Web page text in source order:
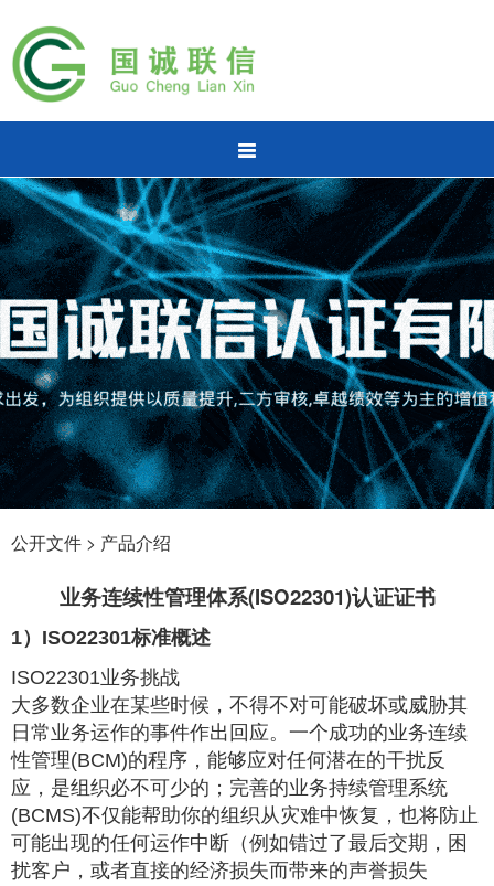
公开文件 > 产品介绍
业务连续性管理体系(ISO22301)认证证书
1） ISO22301标准概述
ISO22301业务挑战
大多数企业在某些时候，不得不对可能破坏或威胁其
日常业务运作的事件作出回应。一个成功的业务连续
性管理(BCM)的程序，能够应对任何潜在的干扰反
应，是组织必不可少的；完善的业务持续管理系统
(BCMS)不仅能帮助你的组织从灾难中恢复，也将防止
可能出现的任何运作中断（例如错过了最后交期，困
扰客户，或者直接的经济损失而带来的声誉损失